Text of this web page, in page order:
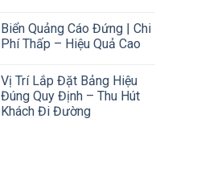
Biển Quảng Cáo Đứng | Chi
Phí Thấp – Hiệu Quả Cao
Vị Trí Lắp Đặt Bảng Hiệu
Đúng Quy Định – Thu Hút
Khách Đi Đường